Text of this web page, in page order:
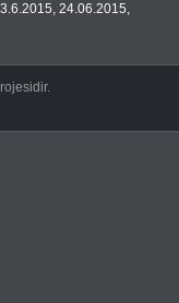
, 24.06.2015,